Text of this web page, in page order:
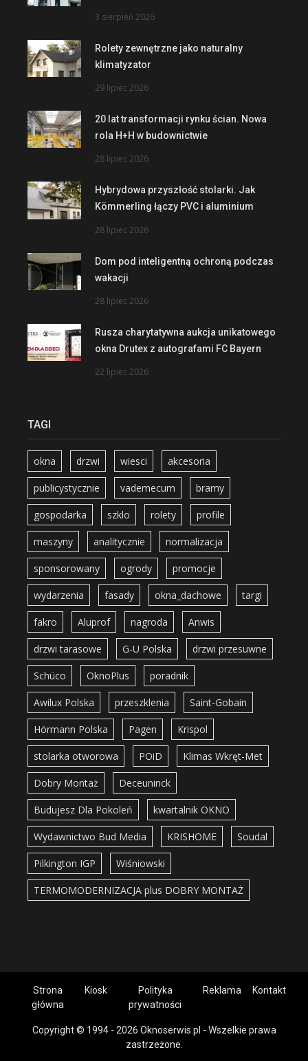
3 sierpień 2026
Rolety zewnętrzne jako naturalny
klimatyzator
29 lipiec 2026
20 lat transformacji rynku ścian. Nowa
rola H+H w budownictwie
28 lipiec 2026
Hybrydowa przyszłość stolarki. Jak
Kömmerling łączy PVC i aluminium
28 lipiec 2026
Dom pod inteligentną ochroną podczas
wakacji
28 lipiec 2026
Rusza charytatywna aukcja unikatowego
okna Drutex z autografami FC Bayern
22 lipiec 2026
TAGI
okna drzwi wiesci akcesoria
publicystycznie vademecum bramy
gospodarka szklo rolety profile
maszyny analitycznie normalizacja
sponsorowany ogrody promocje
wydarzenia fasady okna_dachowe targi
fakro Aluprof nagroda Anwis
drzwi tarasowe G-U Polska drzwi przesuwne
Schüco OknoPlus poradnik
Awilux Polska przeszklenia Saint-Gobain
Hörmann Polska Pagen Krispol
stolarka otworowa POiD Klimas Wkręt-Met
Dobry Montaż Deceuninck
Budujesz Dla Pokoleń kwartalnik OKNO
Wydawnictwo Bud Media KRISHOME Soudal
Pilkington IGP Wiśniowski
TERMOMODERNIZACJA plus DOBRY MONTAŻ
Strona
główna
Kiosk
Polityka
prywatności
Reklama Kontakt
Copyright © 1994 - 2026 Oknoserwis.pl - Wszelkie prawa
zastrzeżone.